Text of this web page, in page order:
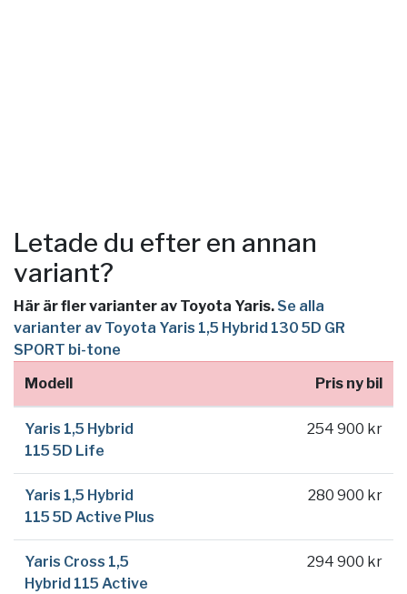
Letade du efter en annan
variant?
Här är fler varianter av Toyota Yaris. Se alla
varianter av Toyota Yaris 1,5 Hybrid 130 5D GR
SPORT bi-tone
Modell
Pris ny bil
Yaris 1,5 Hybrid
115 5D Life
254 900 kr
Yaris 1,5 Hybrid
115 5D Active Plus
280 900 kr
Yaris Cross 1,5
Hybrid 115 Active
294 900 kr